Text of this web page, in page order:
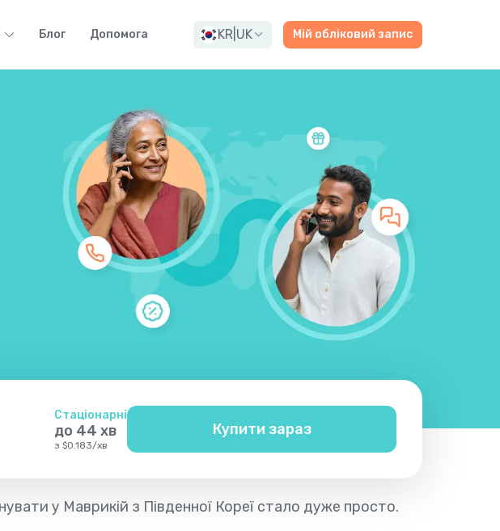
Блог Допомога KR UK Мій обліковий запис
Стаціонарні
до 44 хв
з $0.183/хв
Купити зараз
у Маврикій з Південної Кореї стало дуже просто.